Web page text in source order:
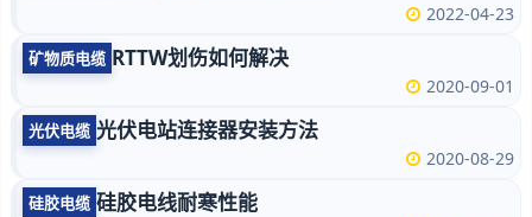
2022-04-23
矿物质电缆 RTTW划伤如何解决
2020-09-01
光伏电缆 光伏电站连接器安装方法
2020-08-29
硅胶电缆 硅胶电线耐寒性能